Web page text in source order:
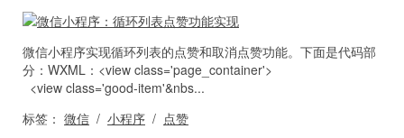
微信小程序实现循环列表的点赞和取消点赞功能。下面是代码部
分：WXML：<view class='page_container'>
<view class='good-item'&nbs...
标签： 微信 / 小程序 / 点赞